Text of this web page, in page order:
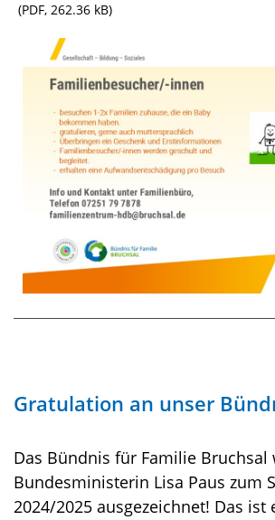
(PDF, 262.36 kB)
Gratulation an unser
Das Bündnis für Familie Bruchsal
Bundesministerin Lisa Paus zum
2024/2025 ausgezeichnet! Das ist